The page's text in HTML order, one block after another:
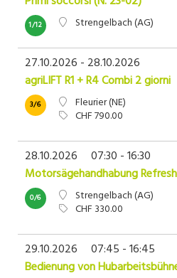
Strengelbach (AG)
1/12
27.10.2026 - 28.10.2026
agriLIFT R1 + R4 Combi 2 giorni
Fleurier (NE)
CHF 790.00
3/6
28.10.2026
07:30 - 16:30
Motorsägehandhabung
Strengelbach (AG)
CHF 330.00
0/6
29.10.2026
07:45 - 16:45
Bedienung von